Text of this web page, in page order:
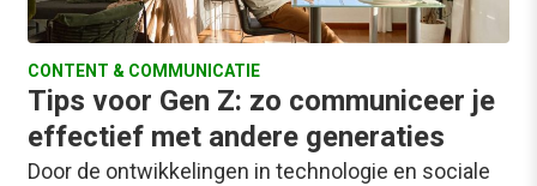
CONTENT & COMMUNICATIE
Tips voor Gen Z: zo communiceer je
effectief met andere generaties
Door de ontwikkelingen in technologie en sociale